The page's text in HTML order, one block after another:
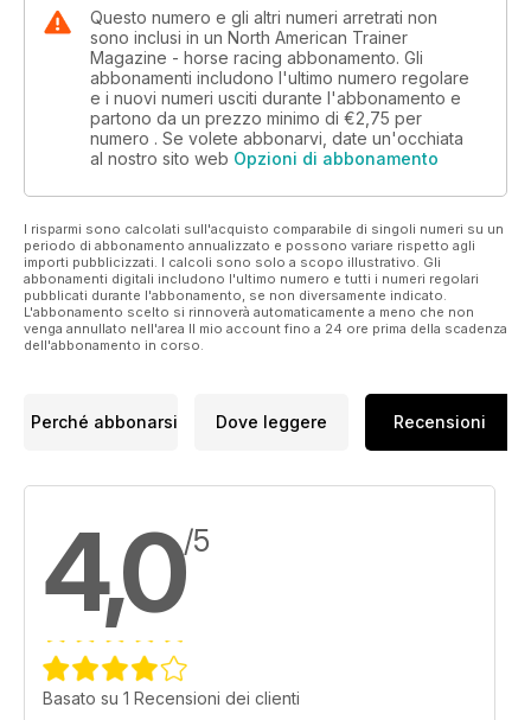
Farms).
Where do we go from here?
This is a subject which Ken Snyder asked to a cross section
of industry professionals whilst evaluating the importance of
state incentives.
Featuring the state-by-state incentives available across North
America ahead of the 2024 breeding season.
NEW for 2024 - Bloodstock Briefing!
Jordin Rosser looks at breeze-up sales and asks consignors
if the shift in the 2yo sales season to later dates has
influenced the type of horses they consign for sale.
Ed Golden explores the three generations of the Moore
Bill Heller asks how can trainers improve racing's public
perception / image?
Questo numero e gli altri numeri arretrati non
sono inclusi in un North American Trainer
Magazine - horse racing abbonamento. Gli
abbonamenti includono l'ultimo numero regolare
e i nuovi numeri usciti durante l'abbonamento e
partono da un prezzo minimo di €2,75 per
numero . Se volete abbonarvi, date un'occhiata
al nostro sito web Opzioni di abbonamento
I risparmi sono calcolati sull'acquisto comparabile di singoli numeri su un
periodo di abbonamento annualizzato e possono variare rispetto agli
importi pubblicizzati. I calcoli sono solo a scopo illustrativo. Gli
abbonamenti digitali includono l'ultimo numero e tutti i numeri regolari
pubblicati durante l'abbonamento, se non diversamente indicato.
L'abbonamento scelto si rinnoverà automaticamente a meno che non
venga annullato nell'area Il mio account fino a 24 ore prima della scadenza
dell'abbonamento in corso.
Perché abbonarsi Dove leggere Recensioni
4,0/5
Basato su 1 Recensioni dei clienti